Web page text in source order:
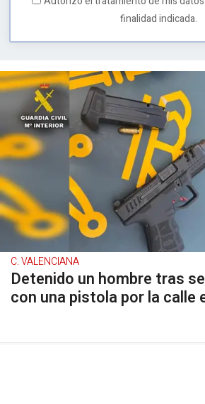
finalidad indicada.
C. VALENCIANA
Detenido un hombre tras
con una pistola por la calle